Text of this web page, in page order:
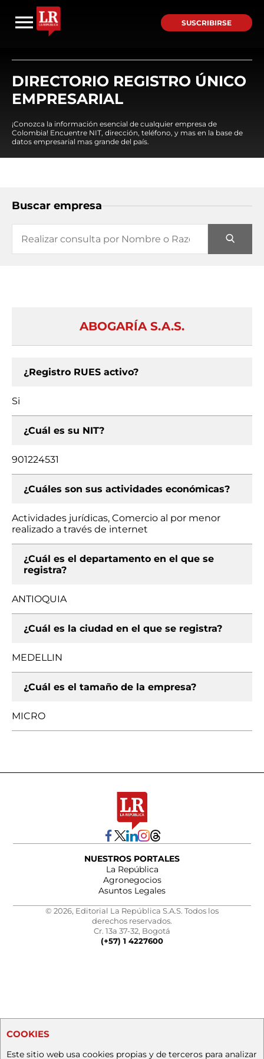
SUSCRIBIRSE
DIRECTORIO REGISTRO ÚNICO
EMPRESARIAL
¡Conozca la información esencial de cualquier empresa de
Colombia! Encuentre NIT, dirección, teléfono, y mas en la base de
datos empresarial mas grande del país.
Buscar empresa
ABOGARÍA S.A.S.
¿Registro RUES activo?
Si
¿Cuál es su NIT?
901224531
¿Cuáles son sus actividades económicas?
Actividades jurídicas, Comercio al por menor
realizado a través de internet
¿Cuál es el departamento en el que se
registra?
ANTIOQUIA
¿Cuál es la ciudad en el que se registra?
MEDELLIN
¿Cuál es el tamaño de la empresa?
MICRO
NUESTROS PORTALES
La República
Agronegocios
Asuntos Legales
© 2026, Editorial La República S.A.S. Todos los
derechos reservados.
Cr. 13a 37-32, Bogotá
(+57) 1 4227600
COOKIES
Este sitio web usa cookies propias y de terceros para analizar